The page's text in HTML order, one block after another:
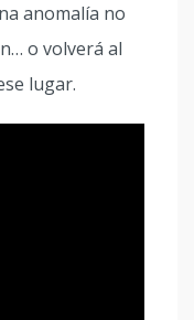
anomalía no
o volverá al
lugar.